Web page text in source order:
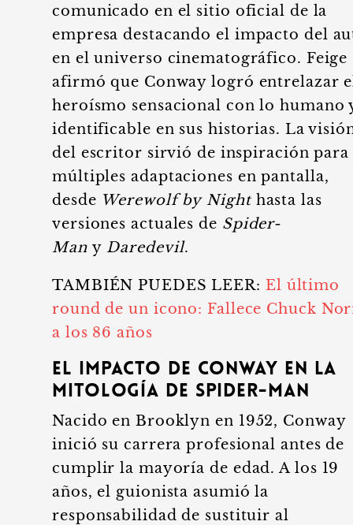
comunicado en el sitio oficial de la
empresa destacando el impacto del
en el universo cinematográfico. Feige
afirmó que Conway logró entrelazar
heroísmo sensacional con lo humano
identificable en sus historias. La
del escritor sirvió de inspiración para
múltiples adaptaciones en pantalla,
desde Werewolf by Nighthasta las
versiones actuales de Spider-
ManyDaredevil.
TAMBIÉN PUEDES LEER: El último
round de un icono: Fallece Chuck
a los 86 años
El impacto de Conway en la
mitología de Spider-Man
Nacido en Brooklyn en 1952, Conway
inició su carrera profesional antes de
cumplir la mayoría de edad. A los 19
años, el guionista asumió la
responsabilidad de sustituir al